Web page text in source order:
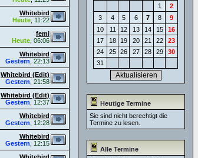
Whitebird
Heute 11:22
femi
Heute 06:06
Whitebird
Gestern 22:13
Whitebird (Edit)
Gestern 21:58
Whitebird (Edit)
Gestern
12:37
Whitebird
Gestern
12:28
Whitebird
Gestern
12:15
1
2
3
4 5 6 7 8
9
10
11 12 13 14 15
16
17
18 19 20 21 22
23
24
25 26 27 28 29
30
31
Heutige Termine
Sie sind nicht berechtigt die
Termine zu lesen.
Alle Termine